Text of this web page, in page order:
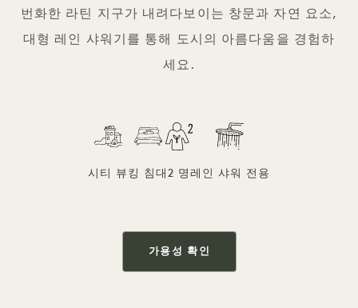
번화한 라틴 지구가 내려다보이는 창문과 자연 요소,
대형 레인 샤워기를 통해 도시의 아름다움을 경험하
세요.
시티 뷰 킹 침대2 명 레인 샤워 전용
가용성 확인